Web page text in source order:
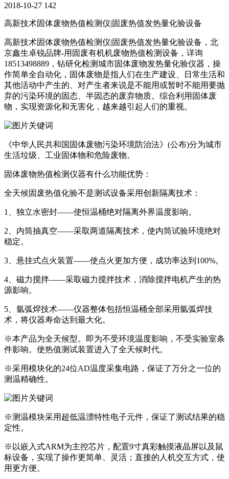
2018-10-27 142
高新技术固体废物热值检测仪|固废热值发热量化验设备
高新技术固体废物热值检测仪|固废热值发热量化验设备，北
京鑫生卓锐品牌-用固废有机机废物热值检测设备，详询
18513498889，钻研化检测城市固体废物发热量化验仪器，操
作简单全自动化，固体废物是指人们在生产建设、日常生活和
其他活动中产生的、对产生者来说是不能用或暂时不能用要抛
弃的污染环境的固态、半固态的废弃物质。综合利用固体废
物，实现资源化和无害化，越来越引起人们的重视。
《中华人民共和国固体废物污染环境防治法》(公布)分为城市
生活垃级、工业固体物和危险废物。
固体废物热值检测仪器有什么功能优势：
全天候固废热值化验不是测试设备采用创新隔离技术：
1、独立水密封——使恒温桶绝对隔离外界温度影响。
2、内筒抽真空——采取两道隔离技术，使内筒试验环境绝对
稳定。
3、悬挂式点火装置——使点火更加方便，成功率达到100%。
4、磁力搅拌——采取磁力搅拌技术，消除搅拌电机产生的热
源影响。
5、氩弧焊技术——仪器整体包括恒温桶全部采用氩弧焊技
术，将仪器寿命达到最大化。
※本产品为全天候型。即为不受环境温度影响，不受实验室条
件影响。使热值测试装置进入了全天候时代。
※采用模块化的24位AD温度采集电路，保证了万分之一位的
测温精确性。
※测温模块采用超低温漂特性电子元件，保证了测试结果的稳
定性。
※以嵌入式ARM为主控芯片，配置9寸真彩触摸液晶屏以及鼠
标设备，实现了操作更简单、灵活；直接的人机交互方式，使
用更方便。